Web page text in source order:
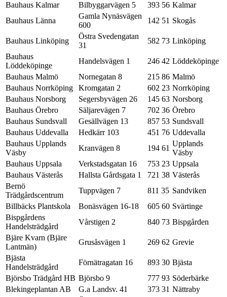
Bauhaus Kalmar
Bilbyggarvägen 5 393 56 Kalmar
Bauhaus Länna
Gamla Nynäsvägen
600
142 51 Skogås
Bauhaus Linköping
Östra Svedengatan
31
582 73 Linköping
Bauhaus
Löddeköpinge
Handelsvägen 1 246 42 Löddeköpinge
Bauhaus Malmö
Nornegatan 8 215 86 Malmö
Bauhaus Norrköping
Kromgatan 2 602 23 Norrköping
Bauhaus Norsborg
Segersbyvägen 26 145 63 Norsborg
Bauhaus Örebro
Säljarevägen 7 702 36 Örebro
Bauhaus Sundsvall
Gesällvägen 13 857 53 Sundsvall
Bauhaus Uddevalla
Hedkärr 103 451 76 Uddevalla
Bauhaus Upplands
Väsby
Kranvägen 8 194 61
Upplands
Väsby
Bauhaus Uppsala
Verkstadsgatan 16 753 23 Uppsala
Bauhaus Västerås
Hallsta Gårdsgata 1 721 38 Västerås
Bernö
Trädgårdscentrum
Tuppvägen 7 811 35 Sandviken
Billbäcks Plantskola
Bonäsvägen 16-18 605 60 Svärtinge
Bispgårdens
Handelsträdgård
Vårstigen 2 840 73 Bispgården
Bjäre Kvarn (Bjäre
Lantmän)
Grusåsvägen 1 269 62 Grevie
Bjästa
Handelsträdgård
Förnätragatan 16 893 30 Bjästa
Björsbo Trädgård HB Björsbo 9 777 93 Söderbärke
Blekingeplantan AB
G.a Landsv. 41 373 31 Nättraby